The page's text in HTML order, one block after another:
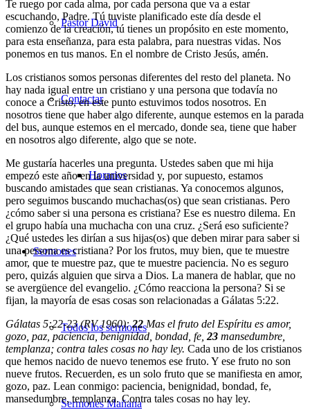
Pastor David
Contactar
Horarios
Sermones
Todos los sermones
Sermones Mañana
Te ruego por cada alma, por cada persona que va a estar
escuchando, Padre. Tú tuviste planificado este día desde el
comienzo de la creación, tú tienes un propósito en este momento,
para esta enseñanza, para esta palabra, para nuestras vidas. Nos
ponemos en tus manos. En el nombre de Cristo Jesús, amén.
Los cristianos somos personas diferentes del resto del planeta. No
hay nada igual entre un cristiano y una persona que todavía no
conoce a Cristo, en este punto estuvimos todos nosotros. En
nosotros tiene que haber algo diferente, aunque estemos en la parada
del bus, aunque estemos en el mercado, donde sea, tiene que haber
en nosotros algo diferente, algo que se note.
Me gustaría hacerles una pregunta. Ustedes saben que mi hija
empezó este año en la universidad y, por supuesto, estamos
buscando amistades que sean cristianas. Ya conocemos algunos,
pero seguimos buscando muchachas(os) que sean cristianas. Pero
¿cómo saber si una persona es cristiana? Ese es nuestro dilema. En
el grupo había una muchacha con una cruz. ¿Será eso suficiente?
¿Qué ustedes les dirían a sus hijas(os) que deben mirar para saber si
una persona es cristiana? Por los frutos, muy bien, que te muestre
amor, que te muestre paz, que te muestre paciencia. No es seguro
pero, quizás alguien que sirva a Dios. La manera de hablar, que no
se avergüence del evangelio. ¿Cómo reacciona la persona? Si se
fijan, la mayoría de esas cosas son relacionadas a Gálatas 5:22.
Gálatas 5:22-23 (RV 1960):22Mas el fruto del Espíritu es amor,
gozo, paz, paciencia, benignidad, bondad, fe, 23 mansedumbre,
templanza; contra tales cosas no hay ley. Cada uno de los cristianos
que hemos nacido de nuevo tenemos ese fruto. Y ese fruto no son
nueve frutos. Recuerden, es un solo fruto que se manifiesta en amor,
gozo, paz. Lean conmigo: paciencia, benignidad, bondad, fe,
mansedumbre, templanza. Contra tales cosas no hay ley.